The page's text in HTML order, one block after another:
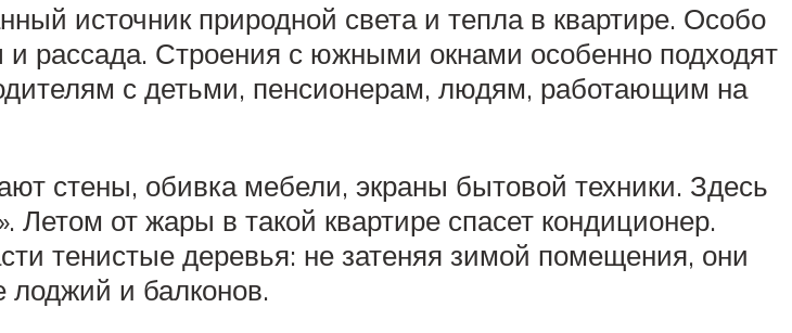
источник природной света и тепла в квартире. Особо
и рассада. Строения с южными окнами особенно подходят
с детьми, пенсионерам, людям, работающим на
стены, обивка мебели, экраны бытовой техники. Здесь
от жары в такой квартире спасет кондиционер.
тенистые деревья: не затеняя зимой помещения, они
и балконов.